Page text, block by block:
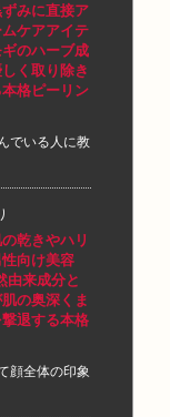
みに直接ア
ケアアイテ
のハーブ成
く取り除き
格ピーリン
でいる人に教
乾きやハリ
向け美容
由来成分と
の奥深くま
退する本格
顔全体の印象